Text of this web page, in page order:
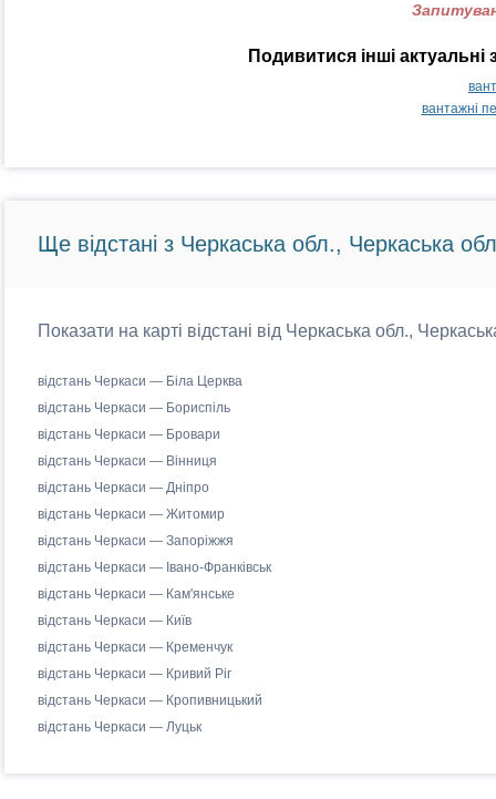
Подивитися інші
вантажні
Ще відстані з Черкаська обл., Черкаська
Показати на карті відстані від Черкаська обл.,
відстань Черкаси — Біла Церква
відстань Черкаси — Бориспіль
відстань Черкаси — Бровари
відстань Черкаси — Вінниця
відстань Черкаси — Дніпро
відстань Черкаси — Житомир
відстань Черкаси — Запоріжжя
відстань Черкаси — Івано-Франківськ
відстань Черкаси — Кам'янське
відстань Черкаси — Київ
відстань Черкаси — Кременчук
відстань Черкаси — Кривий Ріг
відстань Черкаси — Кропивницький
відстань Черкаси — Луцьк